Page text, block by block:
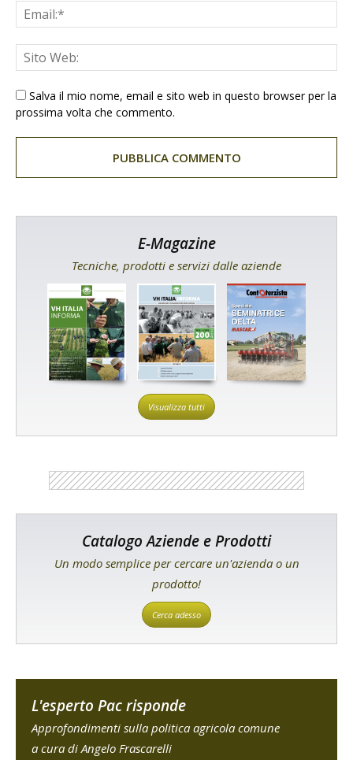
Salva il mio nome, email e sito web in questo browser per la
prossima volta che commento.
E-Magazine
Tecniche, prodotti e servizi dalle aziende
Visualizza tutti
Catalogo Aziende e Prodotti
Un modo semplice per cercare un'azienda o un
prodotto!
Cerca adesso
L'esperto Pac risponde
Approfondimenti sulla politica agricola comune
a cura di Angelo Frascarelli